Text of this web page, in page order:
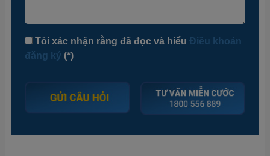
Tôi xác nhận rằng đã đọc và hiểu Điều khoản
đăng ký (*)